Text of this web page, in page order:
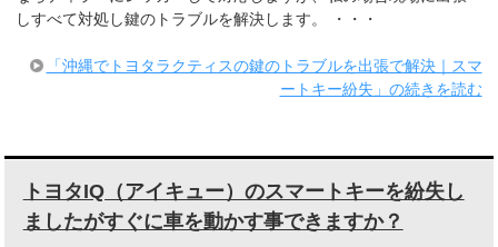
しすべて対処し鍵のトラブルを解決します。 ・・・
「沖縄でトヨタラクティスの鍵のトラブルを出張で解決｜スマ
ートキー紛失」の続きを読む
トヨタIQ（アイキュー）のスマートキーを紛失し
ましたがすぐに車を動かす事できますか？